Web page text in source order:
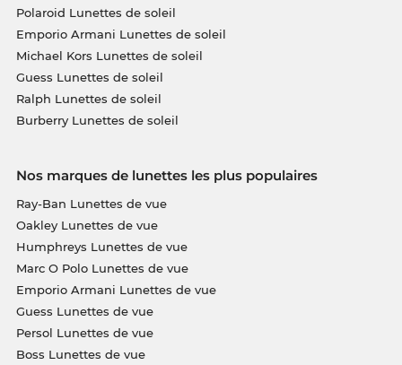
Polaroid Lunettes de soleil
Emporio Armani Lunettes de soleil
Michael Kors Lunettes de soleil
Guess Lunettes de soleil
Ralph Lunettes de soleil
Burberry Lunettes de soleil
Nos marques de lunettes les plus populaires
Ray-Ban Lunettes de vue
Oakley Lunettes de vue
Humphreys Lunettes de vue
Marc O Polo Lunettes de vue
Emporio Armani Lunettes de vue
Guess Lunettes de vue
Persol Lunettes de vue
Boss Lunettes de vue